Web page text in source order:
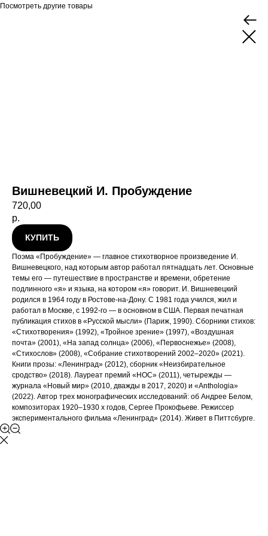
Посмотреть другие товары
Вишневецкий И. Пробуждение
720,00
р.
КУПИТЬ
Поэма «Пробуждение» — главное стихотворное произведение И.
Вишневецкого, над которым автор работал пятнадцать лет. Основные
темы его — путешествие в пространстве и времени, обретение
подлинного «я» и языка, на котором «я» говорит. И. Вишневецкий
родился в 1964 году в Ростове-на-Дону. С 1981 года учился, жил и
работал в Москве, с 1992-го — в основном в США. Первая печатная
публикация стихов в «Русской мысли» (Париж, 1990). Сборники стихов:
«Стихотворения» (1992), «Тройное зрение» (1997), «Воздушная
почта» (2001), «На запад солнца» (2006), «Первоснежье» (2008),
«Стихослов» (2008), «Собрание стихотворений 2002–2020» (2021).
Книги прозы: «Ленинград» (2012), сборник «Неизбирательное
сродство» (2018). Лауреат премий «НОС» (2011), четырежды —
журнала «Новый мир» (2010, дважды в 2017, 2020) и «Anthologia»
(2022). Автор трех монографических исследований: об Андрее Белом,
композиторах 1920–1930 х годов, Сергее Прокофьеве. Режиссер
экспериментального фильма «Ленинград» (2014). Живет в Питтсбурге.